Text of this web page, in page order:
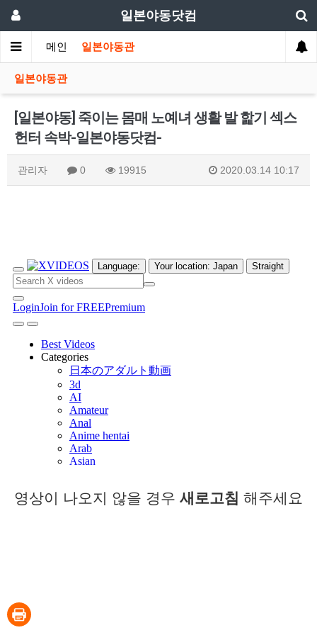
일본야동닷컴
메인 일본야동관
일본야동관
[일본야동] 죽이는 몸매 노예녀 생활 발 핥기 섹스
헌터 속박-일본야동닷컴-
관리자 0 19915 2020.03.14 10:17
영상이 나오지 않을 경우 새로고침 해주세요